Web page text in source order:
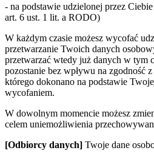
- na podstawie udzielonej przez
art. 6 ust. 1 lit. a RODO)
W każdym czasie możesz wycofać
przetwarzanie Twoich danych
przetwarzać wtedy już danych w tym
pozostanie bez wpływu na zgodność
którego dokonano na podstawie
wycofaniem.
W dowolnym momencie możesz
celem uniemożliwienia
[Odbiorcy danych] Twoje dane